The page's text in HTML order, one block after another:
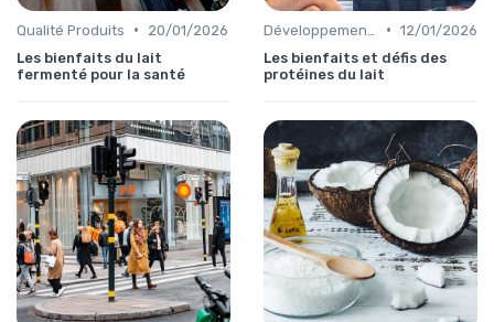
Qualité Produits •
20/01/2026
Les bienfaits du lait
fermenté pour la santé
• 12/01/2026
Les bienfaits et défis des
protéines du lait